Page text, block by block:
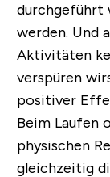
durchgeführt
werden. Und
Aktivitäten
verspüren
positiver
Beim Laufen
physischen
gleichzeitig